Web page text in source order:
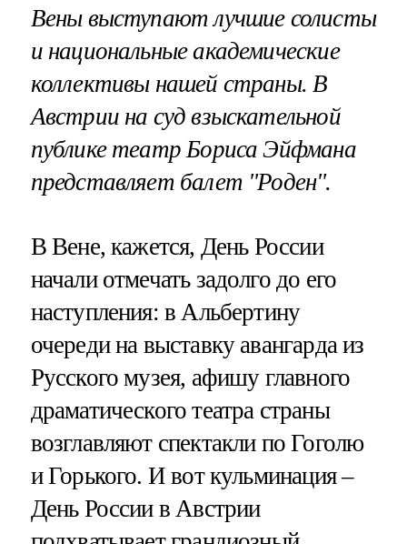
Вены выступают лучшие солисты
и национальные академические
коллективы нашей страны. В
Австрии на суд взыскательной
публике театр Бориса Эйфмана
представляет балет "Роден".
В Вене, кажется, День России
начали отмечать задолго до его
наступления: в Альбертину
очереди на выставку авангарда из
Русского музея, афишу главного
драматического театра страны
возглавляют спектакли по Гоголю
и Горького. И вот кульминация –
День России в Австрии